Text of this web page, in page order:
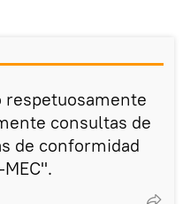
respetuosamente
consultas de
de conformidad